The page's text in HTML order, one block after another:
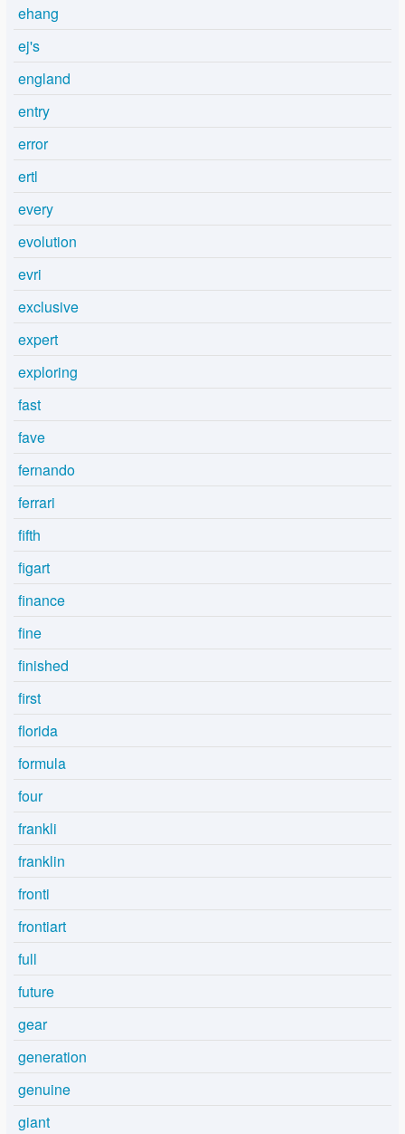
ehang
ej's
england
entry
error
ertl
every
evolution
evri
exclusive
expert
exploring
fast
fave
fernando
ferrari
fifth
figart
finance
fine
finished
first
florida
formula
four
frankli
franklin
fronti
frontiart
full
future
gear
generation
genuine
giant